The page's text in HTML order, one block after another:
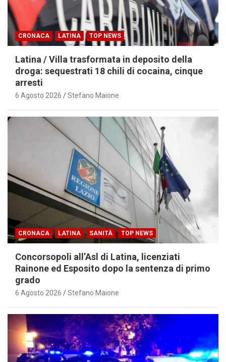
CRONACA LATINA TOP NEWS
Latina / Villa trasformata in deposito della
droga: sequestrati 18 chili di cocaina, cinque
arresti
6 Agosto 2026 Stefano Maione
CRONACA LATINA SANITÀ TOP NEWS
Concorsopoli all’Asl di Latina, licenziati
Rainone ed Esposito dopo la sentenza di primo
grado
6 Agosto 2026 Stefano Maione